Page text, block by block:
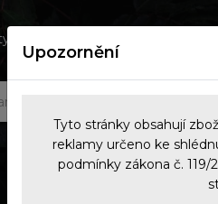
českých zbraní
NOČNÍ VIDĚNÍ
Upozornění
Tyto stránky obsahují
reklamy určeno ke
podmínky zákona č. 119/